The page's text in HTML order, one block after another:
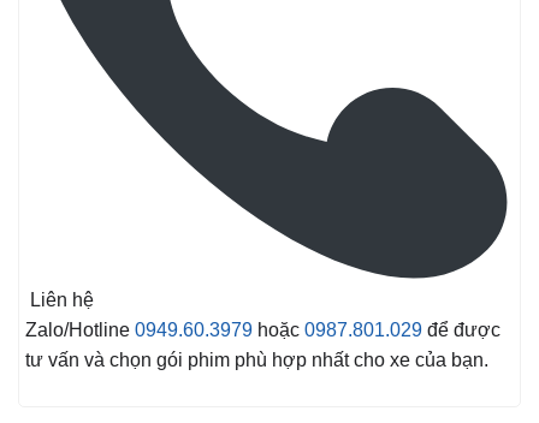
Liên hệ
Zalo/Hotline 0949.60.3979 hoặc 0987.801.029 để được
tư vấn và chọn gói phim phù hợp nhất cho xe của bạn.